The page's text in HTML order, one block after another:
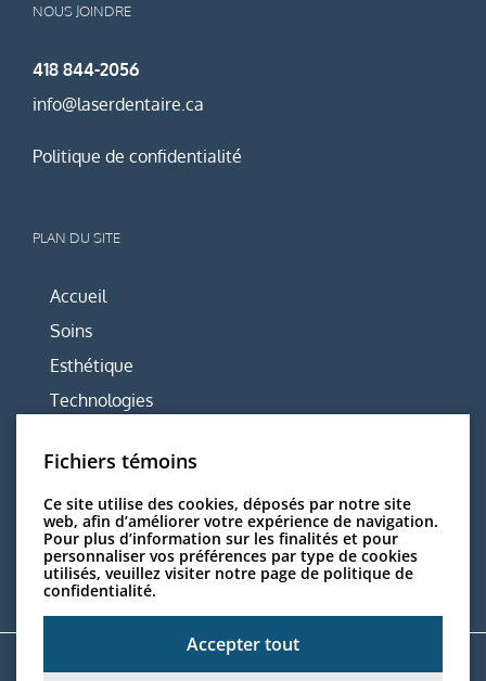
NOUS JOINDRE
418 844-2056
info@laserdentaire.ca
Politique de confidentialité
PLAN DU SITE
Accueil
Soins
Esthétique
Technologies
Centre
Articles utiles
Nous joindre
Solution ServDentist Web™ parInfoSign Média Inc
Fichiers témoins
Ce site utilise des cookies, déposés par notre site
web, afin d’améliorer votre expérience de navigation.
Pour plus d’information sur les finalités et pour
personnaliser vos préférences par type de cookies
utilisés, veuillez visiter notre page de politique de
confidentialité.
Accepter tout